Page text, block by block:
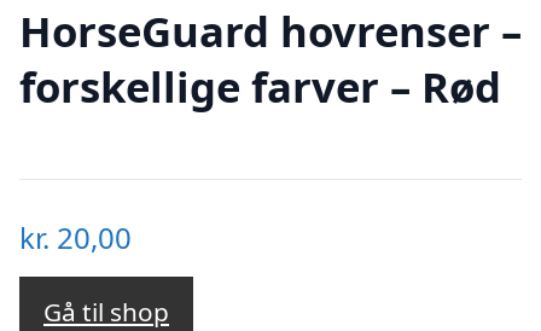
HorseGuard hovrenser –
forskellige farver – Rød
kr. 20,00
Gå til shop